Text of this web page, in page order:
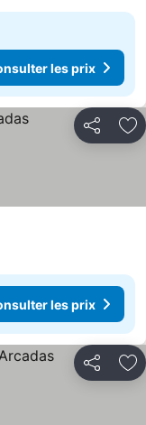
les prix
Partager
les prix
Partager